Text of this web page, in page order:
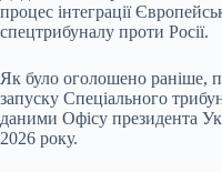
процес інтеграції
спецтрибуналу проти Росії.
Як було оголошено раніше,
запуску Спеціального
даними Офісу президента
2026 року.